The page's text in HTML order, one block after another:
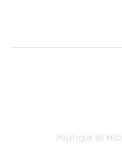
POLITIQUE DE